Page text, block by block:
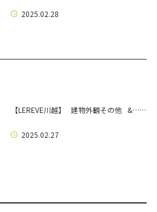
2025.02.28
【LEREVE川越】 建物外観その他 &……
2025.02.27